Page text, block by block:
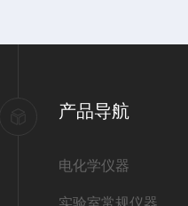
产品导航
电化学仪器
实验室常规仪器